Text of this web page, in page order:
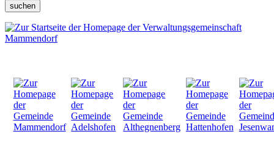
suchen